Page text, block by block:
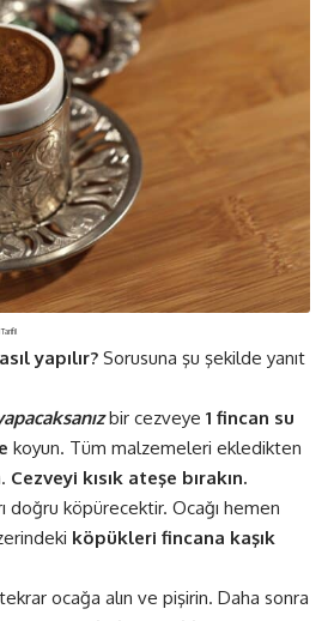
Tarifi!
yapılır? Sorusuna şu şekilde yanıt
bir cezveye 1 fincan su
koyun. Tüm malzemeleri ekledikten
Cezveyi kısık ateşe bırakın.
doğru köpürecektir. Ocağı hemen
köpükleri fincana kaşık
ocağa alın ve pişirin. Daha sonra